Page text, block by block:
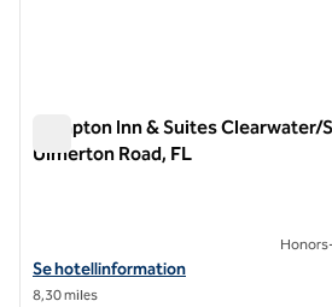
Hampton Inn & Suites
Ulmerton Road, FL
Visa hotelldetaljer för Hampton Inn &
Se hotellinformation
8,30 miles